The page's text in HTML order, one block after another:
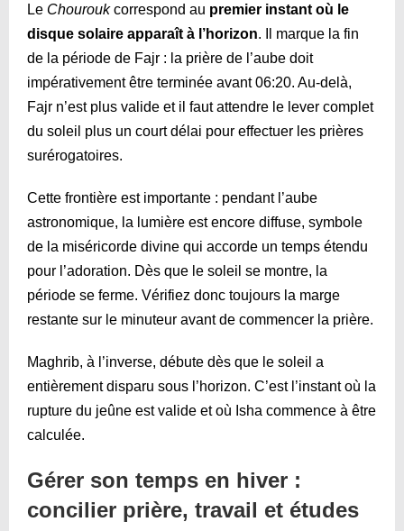
Le Chouroukcorrespond au premier instant où le
disque solaire apparaît à l’horizon. Il marque la fin
de la période de Fajr : la prière de l’aube doit
impérativement être terminée avant06:20. Au-delà,
Fajr n’est plus valide et il faut attendre le lever complet
du soleil plus un court délai pour effectuer les prières
surérogatoires.
Cette frontière est importante : pendant l’aube
astronomique, la lumière est encore diffuse, symbole
de la miséricorde divine qui accorde un temps étendu
pour l’adoration. Dès que le soleil se montre, la
période se ferme. Vérifiez donc toujours la marge
restante sur le minuteur avant de commencer la prière.
Maghrib, à l’inverse, débute dès que le soleil a
entièrement disparu sous l’horizon. C’est l’instant où la
rupture du jeûne est valide et où Isha commence à être
calculée.
Gérer son temps en hiver :
concilier prière, travail et études